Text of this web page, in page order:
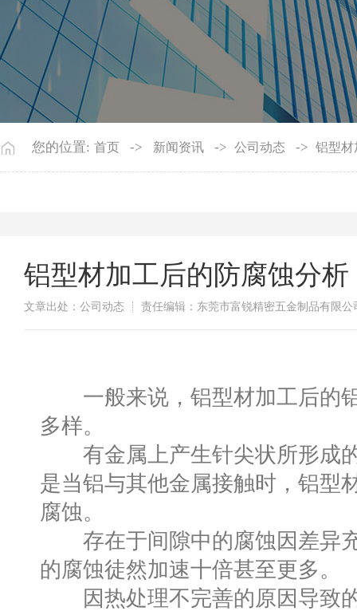
您的位置: 首页 -> 新闻资讯 -> 公司动态 -> 铝型材
铝型材加工后的防腐蚀分析
文章出处：公司动态 责任编辑：东莞市富锐精密五金制品有限公
一般来说，铝型材加工后的
多样。
有金属上产生针尖状所形成
是当铝与其他金属接触时，铝型
腐蚀。
存在于间隙中的腐蚀因差异
的腐蚀徒然加速十倍甚至更多。
因热处理不完善的原因导致